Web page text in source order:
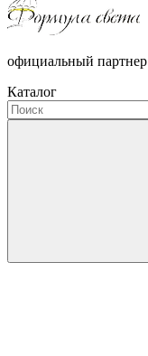
официальный
Каталог